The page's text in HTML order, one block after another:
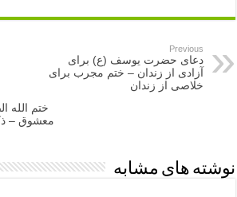
Previous
دعای حضرت یوسف (ع) برای
آزادی از زندان – ختم مجرب برای
خلاصی از زندان
ختم الله
معشوق –
نوشته های مشابه